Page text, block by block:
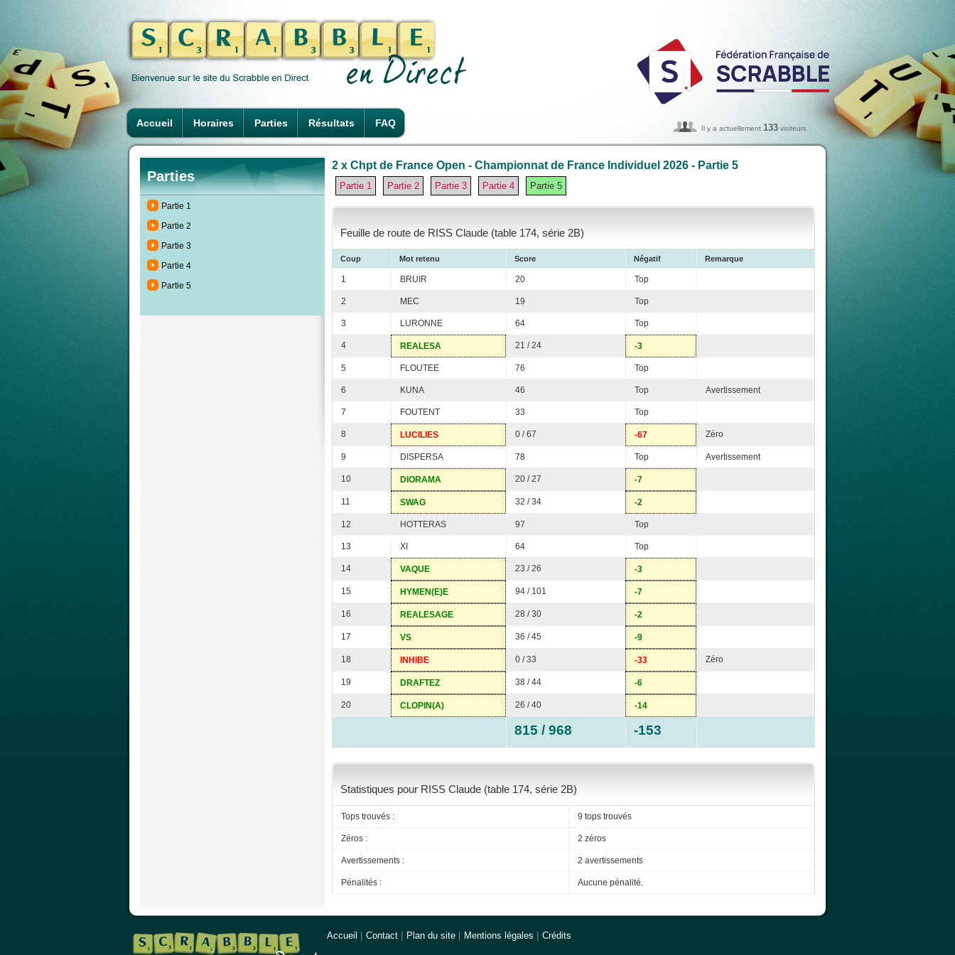
Accueil Horaires Parties Résultats FAQ Il y a actuellement 133 visiteurs
Parties
Partie 1
Partie 2
Partie 3
Partie 4
Partie 5
2 x Chpt de France Open - Championnat de France Individuel 2026 - Partie 5
Partie 1 Partie 2 Partie 3 Partie 4 Partie 5
Feuille de route de RISS Claude (table 174, série 2B)
Coup Mot retenu Score Négatif Remarque
1 BRUIR 20 Top
2 MEC 19 Top
3 LURONNE 64 Top
4 REALESA 21 / 24 -3
5 FLOUTEE 76 Top
6 KUNA 46 Top Avertissement
7 FOUTENT 33 Top
8 LUCILIES 0 / 67 -67 Zéro
9 DISPERSA 78 Top Avertissement
10 DIORAMA 20 / 27 -7
11 SWAG 32 / 34 -2
12 HOTTERAS 97 Top
13 XI 64 Top
14 VAQUE 23 / 26 -3
15 HYMEN(E)E 94 / 101 -7
16 REALESAGE 28 / 30 -2
17 VS 36 / 45 -9
18 INHIBE 0 / 33 -33 Zéro
19 DRAFTEZ 38 / 44 -6
20 CLOPIN(A) 26 / 40 -14
815 / 968 -153
Statistiques pour RISS Claude (table 174, série 2B)
Tops trouvés : 9 tops trouvés
Zéros : 2 zéros
Avertissements : 2 avertissements
Pénalités : Aucune pénalité.
Accueil Contact Plan du site Mentions légales Crédits